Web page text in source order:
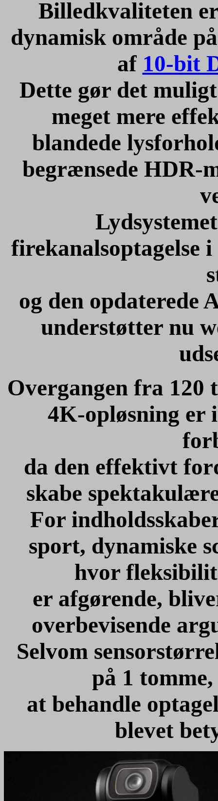
Billedkvaliteten
dynamisk område
af 10-bit
Dette gør det
meget mere
blandede
begrænsede HDR-
firekanalsoptagelse
og den opdaterede
understøtter nu
Overgangen fra 120
4K-opløsning er
da den effektivt
skabe
For
sport, dynamiske
hvor
er afgørende,
overbevisende
Selvom
på 1
at behandle
blevet